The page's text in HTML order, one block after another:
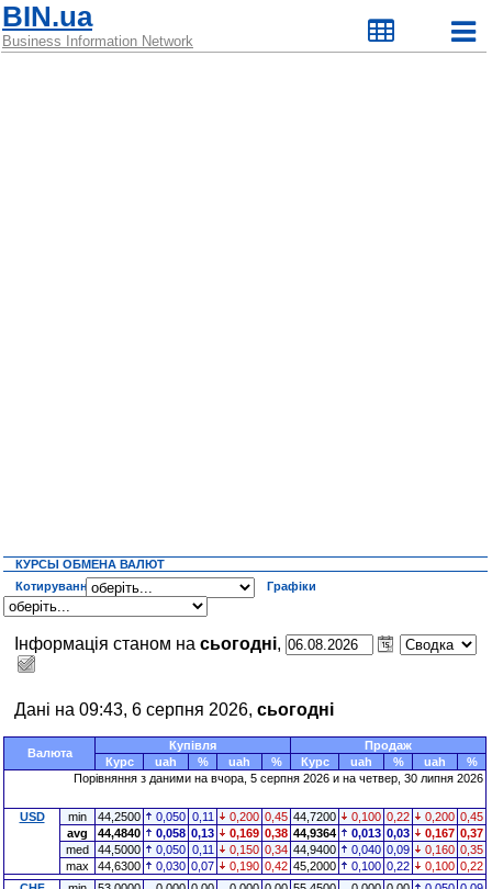
BIN.ua
Business Information Network
КУРСЫ ОБМЕНА ВАЛЮТ
Котирування
Графіки
Інформація станом насьогодні,
Дані на 09:43, 6 серпня 2026, сьогодні
Валюта
Купівля
Продаж
Курс
uah % uah % Курс uah % uah
%
Порівняння з даними на вчора , 5 серпня 2026 и на четвер, 30 липня 2026
USD min 44,2500 0,050 0,11 0,200 0,45 44,7200 0,100 0,22 0,200 0,45
avg
44,4840 0,058 0,13 0,169 0,38 44,9364 0,013 0,03 0,167 0,37
med
44,5000 0,050 0,11 0,150 0,34 44,9400 0,040 0,09 0,160 0,35
max
44,6300 0,030 0,07 0,190 0,42 45,2000 0,100 0,22 0,100 0,22